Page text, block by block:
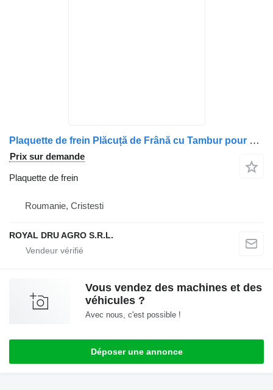
Plaquette de frein Plăcuță de Frână cu Tambur pour camion DAF 1246530 13
Prix sur demande
Plaquette de frein
Roumanie, Cristesti
ROYAL DRU AGRO S.R.L.
Vous vendez des machines et des
véhicules ?
Avec nous, c'est possible !
Déposer une annonce